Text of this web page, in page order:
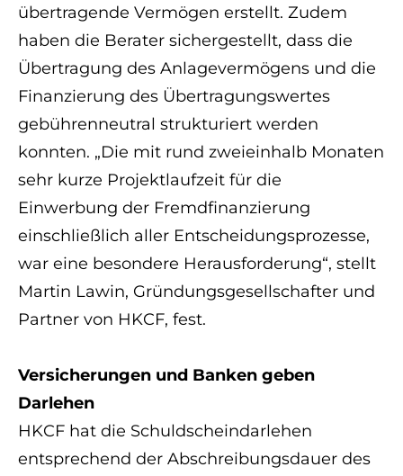
übertragende Vermögen erstellt. Zudem
haben die Berater sichergestellt, dass die
Übertragung des Anlagevermögens und die
Finanzierung des Übertragungswertes
gebührenneutral strukturiert werden
konnten. „Die mit rund zweieinhalb Monaten
sehr kurze Projektlaufzeit für die
Einwerbung der Fremdfinanzierung
einschließlich aller Entscheidungsprozesse,
war eine besondere Herausforderung“, stellt
Martin Lawin, Gründungsgesellschafter und
Partner von HKCF, fest.
Versicherungen und Banken geben
Darlehen
HKCF hat die Schuldscheindarlehen
entsprechend der Abschreibungsdauer des